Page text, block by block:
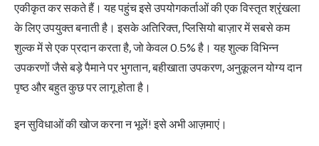
एकीकृत कर सकते हैं। यह पहुंच इसे उपयोगकर्ताओं की एक विस्तृत श्रृंखला
के लिए उपयुक्त बनाती है। इसके अतिरिक्त, प्लिसियो बाज़ार में सबसे कम
शुल्क में से एक प्रदान करता है, जो केवल 0.5% है। यह शुल्क विभिन्न
उपकरणों जैसे बड़े पैमाने पर भुगतान, बहीखाता उपकरण, अनुकूलन योग्य दान
पृष्ठ और बहुत कुछ पर लागू होता है।
इन सुविधाओं की खोज करना न भूलें! इसे अभी आज़माएं।